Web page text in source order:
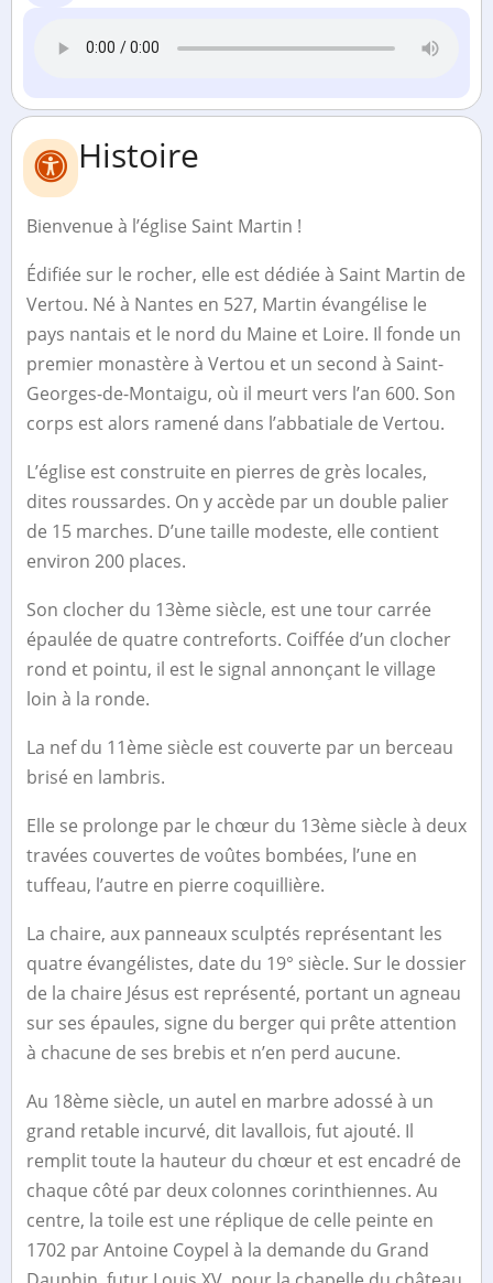
Histoire
Bienvenue à l’église Saint Martin !
Édifiée sur le rocher, elle est dédiée à Saint Martin de
Vertou. Né à Nantes en 527, Martin évangélise le
pays nantais et le nord du Maine et Loire. Il fonde un
premier monastère à Vertou et un second à Saint-
Georges-de-Montaigu, où il meurt vers l’an 600. Son
corps est alors ramené dans l’abbatiale de Vertou.
L’église est construite en pierres de grès locales,
dites roussardes. On y accède par un double palier
de 15 marches. D’une taille modeste, elle contient
environ 200 places.
Son clocher du 13ème siècle, est une tour carrée
épaulée de quatre contreforts. Coiffée d’un clocher
rond et pointu, il est le signal annonçant le village
loin à la ronde.
La nef du 11ème siècle est couverte par un berceau
brisé en lambris.
Elle se prolonge par le chœur du 13ème siècle à deux
travées couvertes de voûtes bombées, l’une en
tuffeau, l’autre en pierre coquillière.
La chaire, aux panneaux sculptés représentant les
quatre évangélistes, date du 19° siècle. Sur le dossier
de la chaire Jésus est représenté, portant un agneau
sur ses épaules, signe du berger qui prête attention
à chacune de ses brebis et n’en perd aucune.
Au 18ème siècle, un autel en marbre adossé à un
grand retable incurvé, dit lavallois, fut ajouté. Il
remplit toute la hauteur du chœur et est encadré de
chaque côté par deux colonnes corinthiennes. Au
centre, la toile est une réplique de celle peinte en
1702 par Antoine Coypel à la demande du Grand